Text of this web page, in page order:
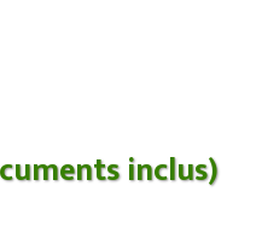
inclus)